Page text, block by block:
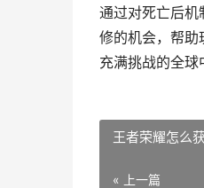
通过对死亡后机
修的机会，帮助
充满挑战的全球
王者荣耀怎么
« 上一篇